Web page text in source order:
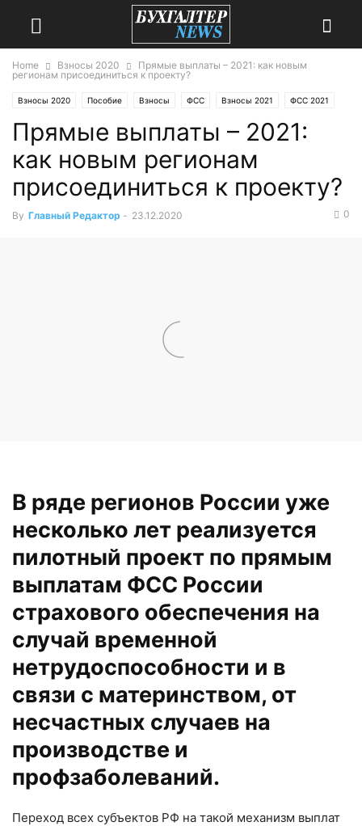
Home Взносы 2020
Прямые выплаты – 2021: как новым
регионам присоединиться к проекту?
Взносы 2020 Пособие Взносы ФСС Взносы 2021 ФСС 2021
Прямые выплаты – 2021:
как новым регионам
присоединиться к проекту?
By Главный Редактор - 23.12.2020 0
В ряде регионов России уже
несколько лет реализуется
пилотный проект по прямым
выплатам ФСС России
страхового обеспечения на
случай временной
нетрудоспособности и в
связи с материнством, от
несчастных случаев на
производстве и
профзаболеваний.
Переход всех субъектов РФ на такой механизм выплат